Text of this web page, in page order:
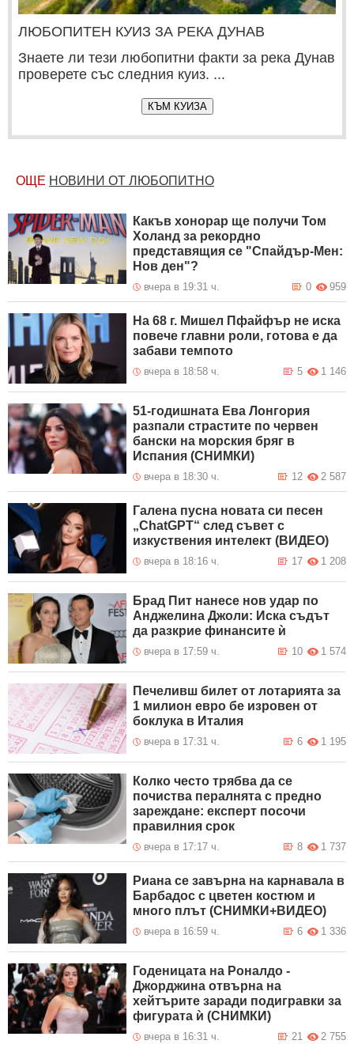
ЛЮБОПИТЕН КУИЗ ЗА РЕКА ДУНАВ
Знаете ли тези любопитни факти за река Дунав
проверете със следния куиз. ...
КЪМ КУИЗА
ОЩЕ НОВИНИ ОТ ЛЮБОПИТНО
Какъв хонорар ще получи Том
Холанд за рекордно
представящия се "Спайдър-Mен:
Нов ден"?
вчера в 19:31 ч. 959
0
На 68 г. Мишел Пфайфър не иска
повече главни роли, готова е да
забави темпото
вчера в 18:58 ч. 1 146
5
51-годишната Ева Лонгория
разпали страстите по червен
бански на морския бряг в
Испания (СНИМКИ)
вчера в 18:30 ч. 2 587
12
Галена пусна новата си песен
„ChatGPT“ след съвет с
изкуствения интелект (ВИДЕО)
вчера в 18:16 ч. 1 208
17
Брад Пит нанесе нов удар по
Анджелина Джоли: Иска съдът
да разкрие финансите ѝ
вчера в 17:59 ч. 1 574
10
Печеливш билет от лотарията за
1 милион евро бе изровен от
боклука в Италия
вчера в 17:31 ч. 1 195
6
Колко често трябва да се
почиства пералнята с предно
зареждане: експерт посочи
правилния срок
вчера в 17:17 ч. 1 737
8
Риана се завърна на карнавала в
Барбадос с цветен костюм и
много плът (СНИМКИ+ВИДЕО)
вчера в 16:59 ч. 1 336
6
Годеницата на Роналдо -
Джорджина отвърна на
хейтърите заради подигравки за
фигурата ѝ (СНИМКИ)
вчера в 16:31 ч. 2 755
21